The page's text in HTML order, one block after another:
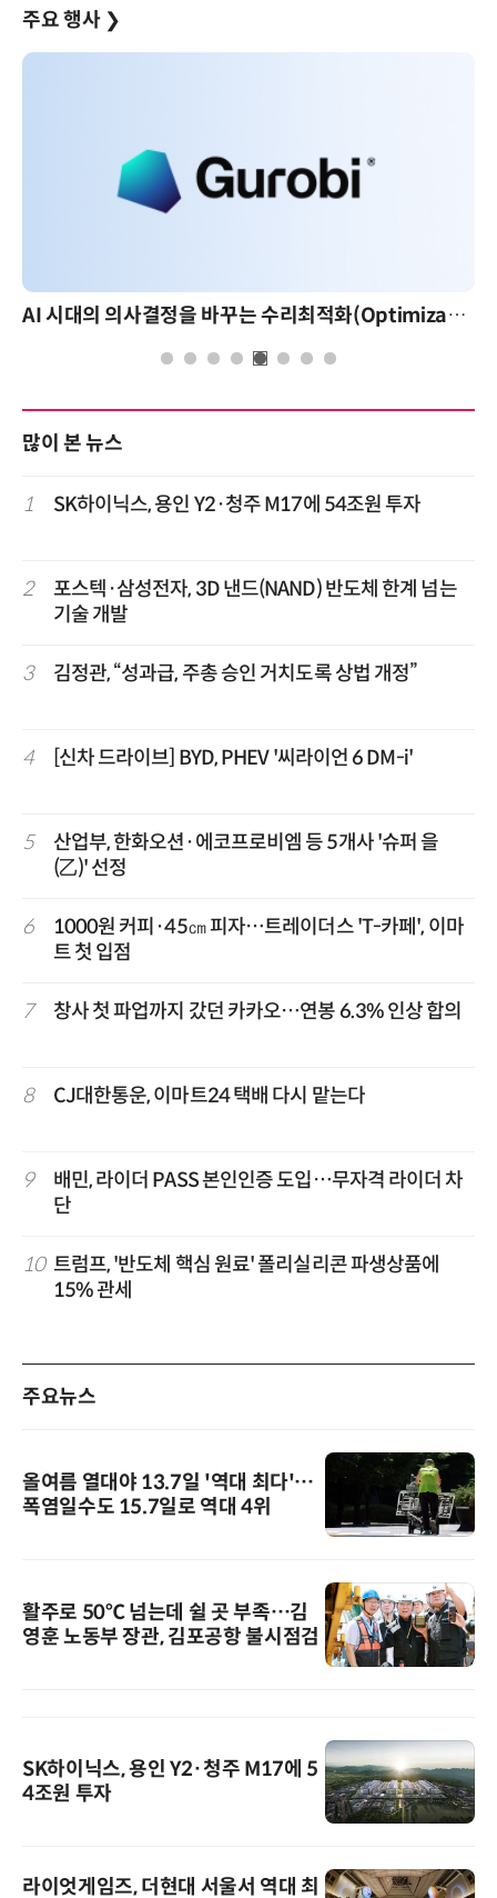
주요 행사 ❯
AI 시대의 의사결정을 바꾸는 수리최적화(Optimization): 실제 산업 적용 사례와 활용 전략
많이 본 뉴스
1 SK하이닉스, 용인 Y2·청주 M17에 54조원 투자
2
포스텍·삼성전자, 3D 낸드(NAND) 반도체 한계 넘는
기술 개발
3 김정관, “성과급, 주총 승인 거치도록 상법 개정”
4 [신차 드라이브] BYD, PHEV '씨라이언 6 DM-i'
5
산업부, 한화오션·에코프로비엠 등 5개사 '슈퍼 을
(乙)' 선정
6
1000원 커피·45㎝ 피자…트레이더스 'T-카페', 이마
트 첫 입점
7 창사 첫 파업까지 갔던 카카오…연봉 6.3% 인상 합의
8 CJ대한통운, 이마트24 택배 다시 맡는다
9
배민, 라이더 PASS 본인인증 도입…무자격 라이더 차
단
10 트럼프, '반도체 핵심 원료' 폴리실리콘 파생상품에
15% 관세
주요뉴스
올여름 열대야 13.7일 '역대 최다'…
폭염일수도 15.7일로 역대 4위
활주로 50℃ 넘는데 쉴 곳 부족…김
영훈 노동부 장관, 김포공항 불시점검
SK하이닉스, 용인 Y2·청주 M17에 5
4조원 투자
라이엇게임즈, 더현대 서울서 역대 최